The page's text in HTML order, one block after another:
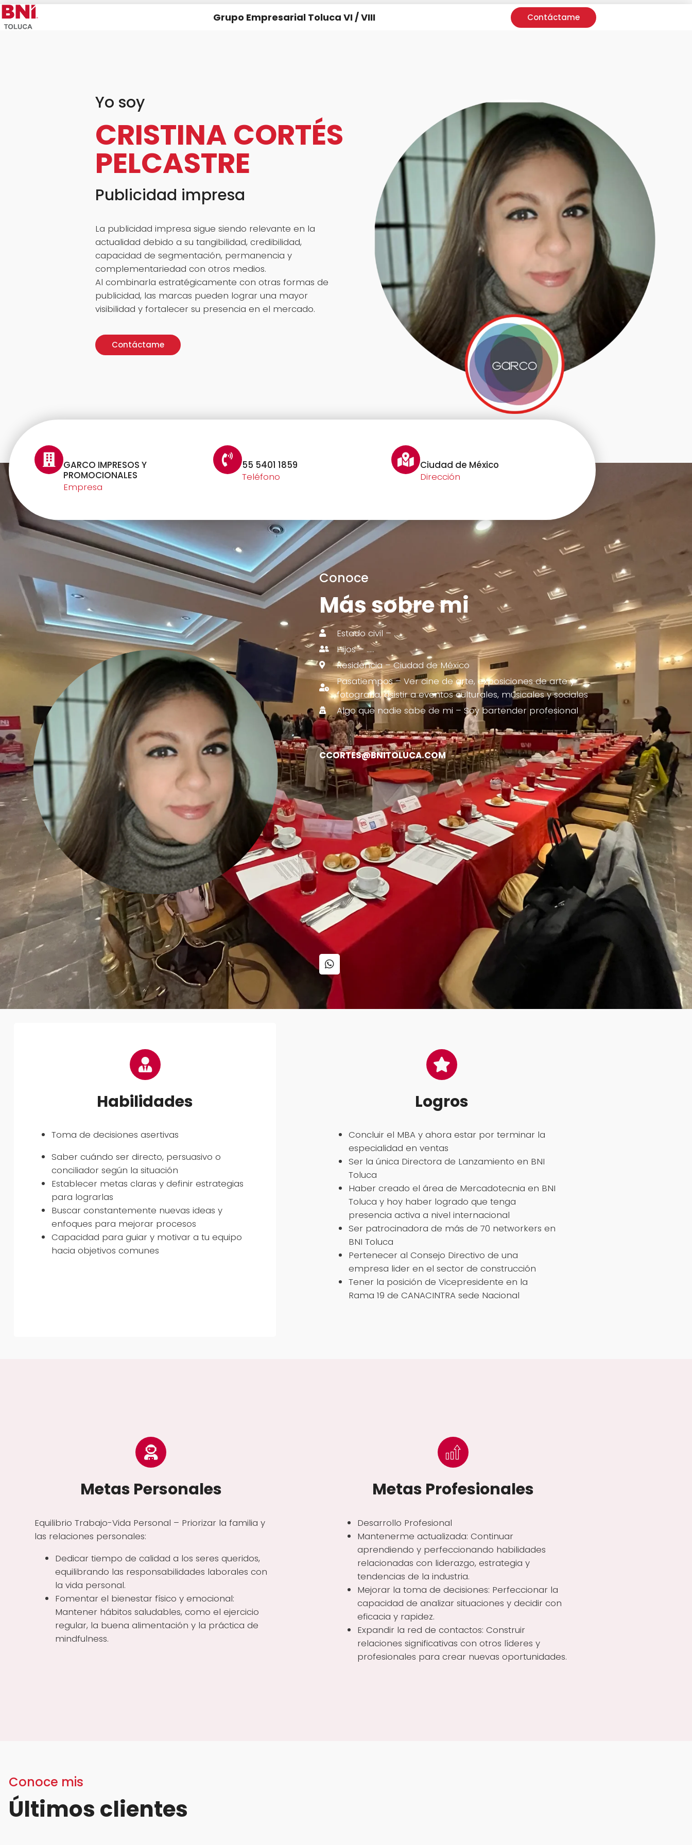
Grupo Empresarial Toluca VI / VIII Contáctame
Yo soy
CRISTINA CORTÉS
PELCASTRE
Publicidad impresa
La publicidad impresa sigue siendo relevante en la
actualidad debido a su tangibilidad, credibilidad,
capacidad de segmentación, permanencia y
complementariedad con otros medios.
Al combinarla estratégicamente con otras formas de
publicidad, las marcas pueden lograr una mayor
visibilidad y fortalecer su presencia en el mercado.
Contáctame
GARCO IMPRESOS Y
PROMOCIONALES
Empresa
55 5401 1859
Teléfono
Ciudad de México
Dirección
Conoce
Más sobre mi
Estado civil – …..
Hijos – …..
Residencia – Ciudad de México
Pasatiempos – Ver cine de arte, exposiciones de arte y
fotografía, asistir a eventos culturales, musicales y sociales
Algo que nadie sabe de mi – Soy bartender profesional
CCORTES@BNITOLUCA.COM
Habilidades
Toma de decisiones asertivas
Saber cuándo ser directo, persuasivo o
conciliador según la situación
Establecer metas claras y definir estrategias
para lograrlas
Buscar constantemente nuevas ideas y
enfoques para mejorar procesos
Capacidad para guiar y motivar a tu equipo
hacia objetivos comunes
Logros
Concluir el MBA y ahora estar por terminar la
especialidad en ventas
Ser la única Directora de Lanzamiento en BNI
Toluca
Haber creado el área de Mercadotecnia en BNI
Toluca y hoy haber logrado que tenga
presencia activa a nivel internacional
Ser patrocinadora de más de 70 networkers en
BNI Toluca
Pertenecer al Consejo Directivo de una
empresa lider en el sector de construcción
Tener la posición de Vicepresidente en la
Rama 19 de CANACINTRA sede Nacional
Metas Personales
Equilibrio Trabajo-Vida Personal – Priorizar la familia y
las relaciones personales:
Dedicar tiempo de calidad a los seres queridos,
equilibrando las responsabilidades laborales con
la vida personal.
Fomentar el bienestar físico y emocional:
Mantener hábitos saludables, como el ejercicio
regular, la buena alimentación y la práctica de
mindfulness.
Metas Profesionales
Desarrollo Profesional
Mantenerme actualizada: Continuar
aprendiendo y perfeccionando habilidades
relacionadas con liderazgo, estrategia y
tendencias de la industria.
Mejorar la toma de decisiones: Perfeccionar la
capacidad de analizar situaciones y decidir con
eficacia y rapidez.
Expandir la red de contactos: Construir
relaciones significativas con otros líderes y
profesionales para crear nuevas oportunidades.
Conoce mis
Últimos clientes